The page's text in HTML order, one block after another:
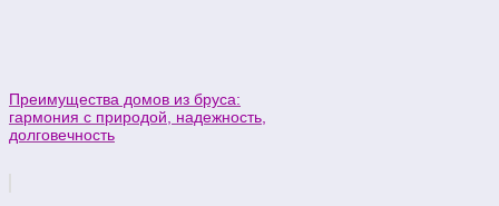
Преимущества домов из бруса:
гармония с природой, надежность,
долговечность